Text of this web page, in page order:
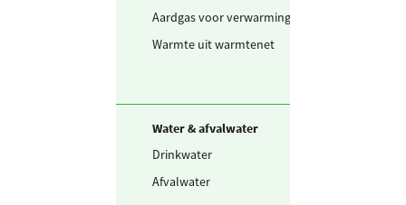
Aardgas voor verwarming
Warmte uit warmtenet
Water & afvalwater
Drinkwater
Afvalwater